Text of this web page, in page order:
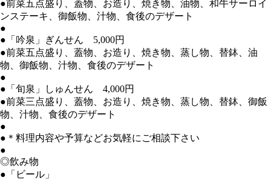
●前菜五点盛り、蓋物、お造り、焼き物、油物、和牛サーロイ
ンステーキ、御飯物、汁物、食後のデザート
●
●「吟泉」ぎんせん 5,000円
●前菜五点盛り、蓋物、お造り、焼き物、蒸し物、替鉢、油
物、御飯物、汁物、食後のデザート
●
●「旬泉」しゅんせん 4,000円
●前菜三点盛り、蓋物、お造り、焼き物、蒸し物、替鉢、御飯
物、汁物、食後のデザート
●
●＊料理内容や予算などお気軽にご相談下さい
●
◎飲み物
●「ビール」